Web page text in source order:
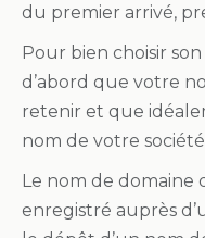
du premier arrivé,
Pour bien choisir
d’abord que votre
retenir et que
nom de votre
Le nom de domaine
enregistré auprès